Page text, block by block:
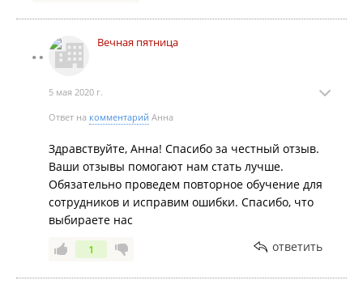
Вечная пятница
5 мая 2020 г.
Ответ на комментарий Анна
Здравствуйте, Анна! Спасибо за честный отзыв.
Ваши отзывы помогают нам стать лучше.
Обязательно проведем повторное обучение для
сотрудников и исправим ошибки. Спасибо, что
выбираете нас
1 ответить